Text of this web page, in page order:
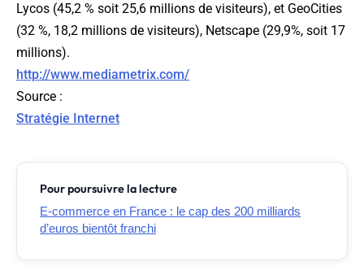
Lycos (45,2 % soit 25,6 millions de visiteurs), et GeoCities
(32 %, 18,2 millions de visiteurs), Netscape (29,9%, soit 17
millions).
http://www.mediametrix.com/
Source :
Stratégie Internet
Pour poursuivre la lecture
E-commerce en France : le cap des 200 milliards
d’euros bientôt franchi